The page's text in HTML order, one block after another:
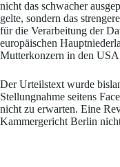
nicht das schwacher
gelte, sondern das
für die Verarbeitung der
europäischen
Mutterkonzern in den
Der Urteilstext wurde
Stellungnahme seitens
nicht zu erwarten. Eine
Kammergericht Berlin